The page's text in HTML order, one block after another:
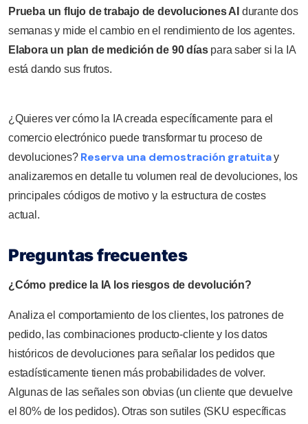
Prueba un flujo de trabajo de devoluciones AI durante dos
semanas y mide el cambio en el rendimiento de los agentes.
Elabora un plan de medición de 90 díaspara saber si la IA
está dando sus frutos.
¿Quieres ver cómo la IA creada específicamente para el
comercio electrónico puede transformar tu proceso de
devoluciones? Reserva una demostración gratuitay
analizaremos en detalle tu volumen real de devoluciones, los
principales códigos de motivo y la estructura de costes
actual.
Preguntas frecuentes
¿Cómo predice la IA los riesgos de devolución?
Analiza el comportamiento de los clientes, los patrones de
pedido, las combinaciones producto-cliente y los datos
históricos de devoluciones para señalar los pedidos que
estadísticamente tienen más probabilidades de volver.
Algunas de las señales son obvias (un cliente que devuelve
el 80% de los pedidos). Otras son sutiles (SKU específicas